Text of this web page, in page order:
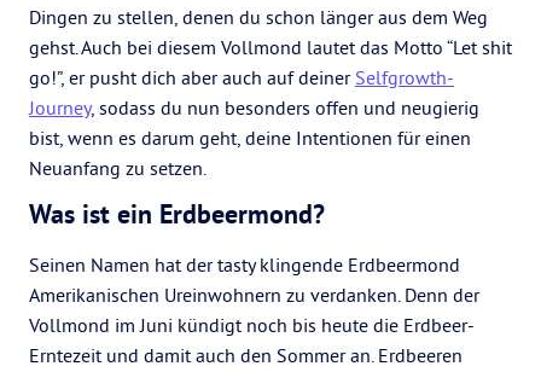
Dingen zu stellen, denen du schon länger aus dem Weg
gehst. Auch bei diesem Vollmond lautet das Motto “Let shit
go!”, er pusht dich aber auch auf deiner Selfgrowth-
Journey, sodass du nun besonders offen und neugierig
bist, wenn es darum geht, deine Intentionen für einen
Neuanfang zu setzen.
Was ist ein Erdbeermond?
Seinen Namen hat der tasty klingende Erdbeermond
Amerikanischen Ureinwohnern zu verdanken. Denn der
Vollmond im Juni kündigt noch bis heute die Erdbeer-
Erntezeit und damit auch den Sommer an. Erdbeeren